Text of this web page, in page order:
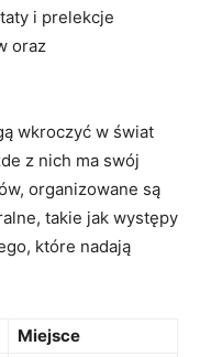
​i prelekcje
oraz
wkroczyć⁢ w świat⁢
z nich ma swój
organizowane ​są
takie jak występy
które nadają
Miejsce